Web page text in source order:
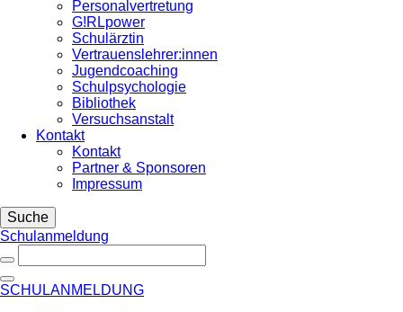
Personalvertretung
G!RLpower
Schulärztin
Vertrauenslehrer:innen
Jugendcoaching
Schulpsychologie
Bibliothek
Versuchsanstalt
Kontakt
Kontakt
Partner & Sponsoren
Impressum
Suche
Schulanmeldung
SCHULANMELDUNG